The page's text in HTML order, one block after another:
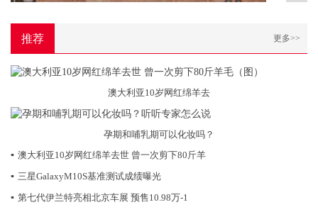
推荐 更多>>
澳大利亚10岁网红绵羊去
孕期和哺乳期可以化妆吗？
▪ 澳大利亚10岁网红绵羊去世 曾一次剪下80斤羊
▪ 三星GalaxyM10S基准测试成绩曝光
▪ 第七代伊兰特亮相北京车展 预售10.98万-1